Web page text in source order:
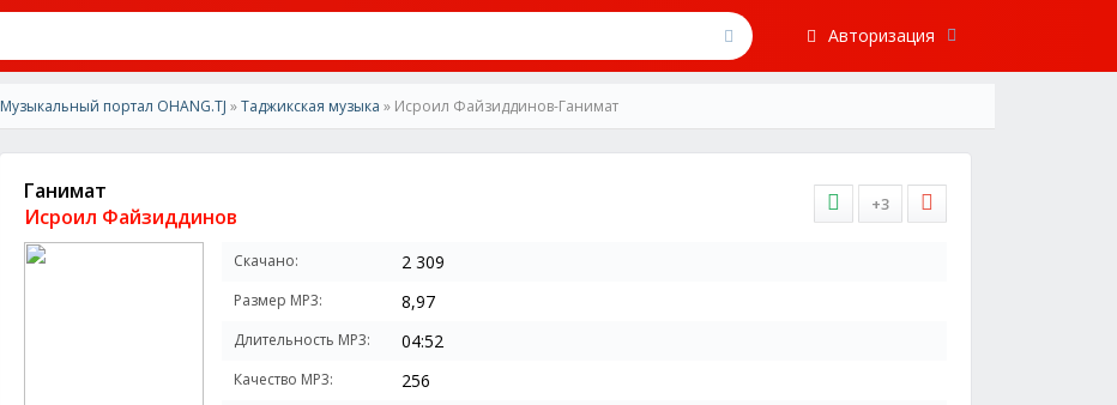
Авторизация
Музыкальный портал OHANG.TJ »Таджикская музыка » Исроил Файзиддинов-Ганимат
Ганимат
Исроил Файзиддинов
+3
Скачано: 2 309
Размер MP3: 8,97
Длительность MP3: 04:52
Качество MP3: 256